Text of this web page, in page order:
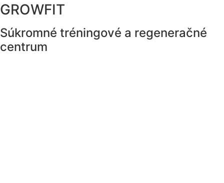
GROWFIT
Súkromné tréningové a regeneračné
centrum